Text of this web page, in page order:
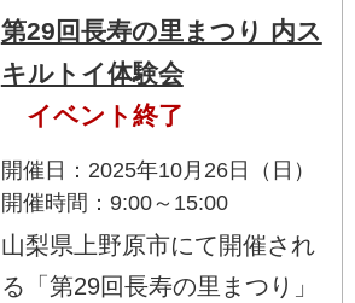
第29回長寿の里まつり 内ス
キルトイ体験会
イベント終了
開催日：2025年10月26日（日）
開催時間：9:00～15:00
山梨県上野原市にて開催され
る「第29回長寿の里まつり」